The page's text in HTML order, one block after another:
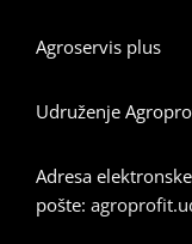
Agroservis plus
Udruženje
Adresa elektronske
pošte: